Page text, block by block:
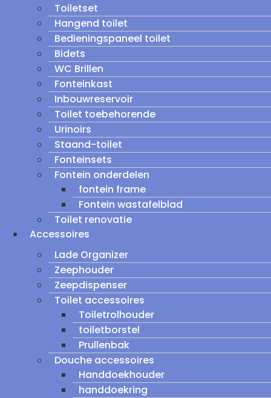
Toiletset
Hangend toilet
Bedieningspaneel toilet
Bidets
WC Brillen
Fonteinkast
Inbouwreservoir
Toilet toebehorende
Urinoirs
Staand-toilet
Fonteinsets
Fontein onderdelen
fontein frame
Fontein wastafelblad
Toilet renovatie
Accessoires
Lade Organizer
Zeephouder
Zeepdispenser
Toilet accessoires
Toiletrolhouder
toiletborstel
Prullenbak
Douche accessoires
Handdoekhouder
handdoekring